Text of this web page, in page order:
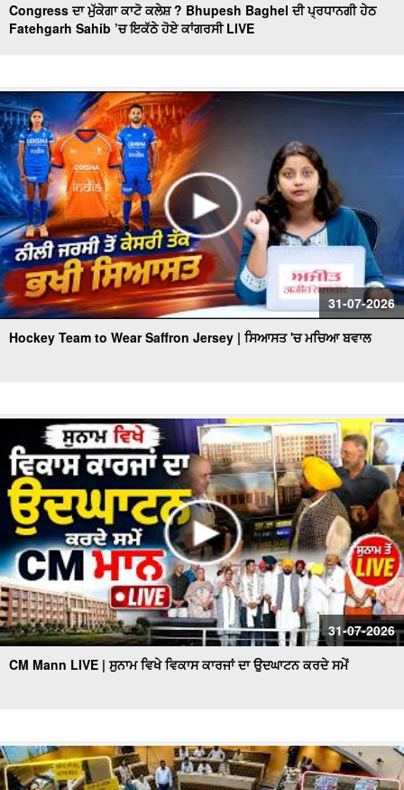
Congress ਦਾ ਮੁੱਕੇਗਾ ਕਾਟੋ ਕਲੇਸ਼ ? Bhupesh Baghel ਦੀ ਪ੍ਰਧਾਨਗੀ ਹੇਠ
Fatehgarh Sahib ’ਚ ਇਕੱਠੇ ਹੋਏ ਕਾਂਗਰਸੀ LIVE
31-07-2026
Hockey Team to Wear Saffron Jersey | ਸਿਆਸਤ 'ਚ ਮਚਿਆ ਬਵਾਲ
31-07-2026
CM Mann LIVE | ਸੁਨਾਮ ਵਿਖੇ ਵਿਕਾਸ ਕਾਰਜਾਂ ਦਾ ਉਦਘਾਟਨ ਕਰਦੇ ਸਮੇਂ